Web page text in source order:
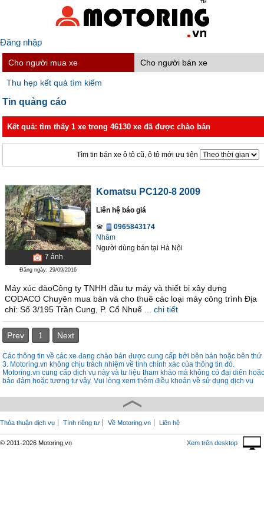
Đăng nhập
Cho người mua xe Cho người bán xe
Thu hẹp kết quả tìm kiếm
Tin quảng cáo
Kết quả: tìm thấy 1 xe trong 46130 xe đã được chào bán
Tìm tin bán xe ô tô cũ, ô tô mới ưu tiên
7 ảnh
Đăng ngày: 29/09/2016
Komatsu PC120-8 2009
Liên hệ báo giá
0965843174
Nhâm
Người dùng bán tại Hà Nội
Máy xúc đàoCông ty TNHH đầu tư máy và thiết bị xây dựng
CODACO Chuyên mua bán và cho thuê các loại máy công trình Địa
chỉ: Số 3/195 Trần Cung, P. Cổ Nhuế ...
chi tiết
Prev 1 Next
Các thông tin về các xe đang chào bán được cung cấp bởi bên bán hoặc bên thứ
3. Motoring.vn không chịu trách nhiệm về tính chính xác của thông tin đó.
Motoring.vn cung cấp dịch vụ này và tư liệu tham khảo mà không có đại diên hoặc
bảo đảm hoặc tương tư vậy. Vui lòng xem thêm điều khoản về sử dụng dịch vụ
Thỏa thuận dịch vụ Tính riêng tư Về Motoring.vn Liên hệ
© 2011-2026 Motoring.vn Xem trên desktop